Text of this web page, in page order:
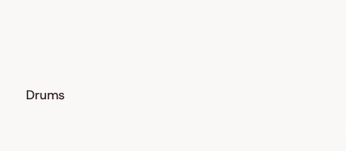
Drums